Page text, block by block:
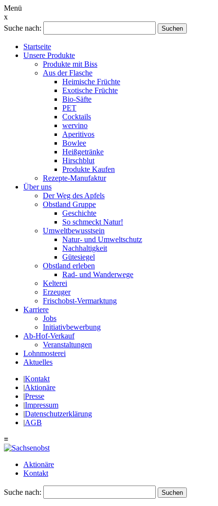
Menü
x
Suche nach:
Suchen
Startseite
Unsere Produkte
Produkte mit Biss
Aus der Flasche
Heimische Früchte
Exotische Früchte
Bio-Säfte
PET
Cocktails
wervino
Aperitivos
Bowlee
Heißgetränke
Hirschblut
Produkte Kaufen
Rezepte-Manufaktur
Über uns
Der Weg des Apfels
Obstland Gruppe
Geschichte
So schmeckt Natur!
Umweltbewusstsein
Natur- und Umweltschutz
Nachhaltigkeit
Gütesiegel
Obstland erleben
Rad- und Wanderwege
Kelterei
Erzeuger
Frischobst-Vermarktung
Karriere
Jobs
Initiativbewerbung
Ab-Hof-Verkauf
Veranstaltungen
Lohnmosterei
Aktuelles
|Kontakt
|Aktionäre
|Presse
|Impressum
|Datenschutzerklärung
|AGB
≡
Aktionäre
Kontakt
Suche nach: Suchen